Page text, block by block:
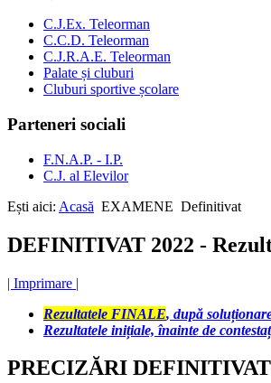
C.J.Ex. Teleorman
C.C.D. Teleorman
C.J.R.A.E. Teleorman
Palate și cluburi
Cluburi sportive școlare
Parteneri sociali
F.N.A.P. - I.P.
C.J. al Elevilor
Ești aici: Acasă EXAMENE Definitivat
DEFINITIVAT 2022 -
| Imprimare |
Rezultatele FINALE, după
Rezultatele inițiale, înainte de
PRECIZĂRI DEFINITIVAT